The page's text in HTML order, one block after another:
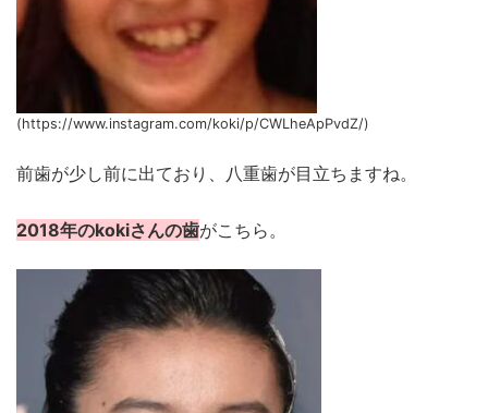
(https://www.instagram.com/koki/p/CWLheApPvdZ/)
前歯が少し前に出ており、八重歯が目立ちますね。
2018年のkokiさんの歯がこちら。